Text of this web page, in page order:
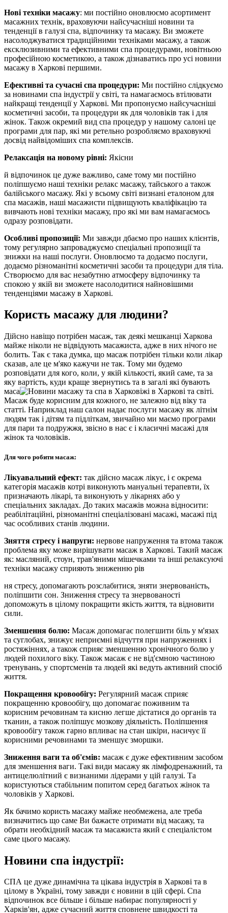
Нові техніки масажу: ми постійно оновлюємо асортимент
масажних технік, враховуючи найсучасніші новини та
тенденції в галузі спа, відпочинку та масажу. Ви зможете
насолоджуватися традиційними техніками масажу, а також
ексклюзивними та ефективними спа процедурами, новітньою
професійною косметикою, а також дізнаватись про усі новини
масажу в Харкові першими.
Ефективні та сучасні спа процедури: Ми постійно слідкуємо
за новинами спа індустрії у світі, та намагаємось втілювати
найкращі тенденції у Харкові. Ми пропонуємо найсучасніші
косметичні засоби, та процедури як для чоловіків так і для
жінок. Також окремий вид спа процедур у нашому салоні це
програми для пар, які ми ретельно розробляємо враховуючі
досвід найвідоміших спа комплексів.
Релаксація на новому рівні: Якісни
й відпочинок це дуже важливо, саме тому ми постійно
поліпшуємо наші техніки релакс масажу, тайського а також
балійського масажу. Які у всьому світі визнані еталоном для
спа масажів, наші масажисти підвищують кваліфікацію та
вивчають нові техніки масажу, про які ми вам намагаємось
одразу розповідати.
Особливі пропозиції: Ми завжди дбаємо про наших клієнтів,
тому регулярно запроваджуємо спеціальні пропозиції та
знижки на наші послуги. Оновлюємо та додаємо послуги,
додаємо різноманітні косметичні засоби та процедури для тіла.
Створюємо для вас незабутню атмосферу відпочинку та
спокою у якій ви зможете насолодитися найновішими
тенденціями масажу в Харкові.
Користь масажу для людини?
Дійсно навіщо потрібен масаж, так деякі мешканці Харкова
майже ніколи не відвідують масажиста, адже в них нічого не
болить. Так є така думка, що масаж потрібен тільки коли лікар
сказав, але це м'яко кажучи не так. Тому ми будемо
розповідати для кого, коли, у якій кількості, який саме, та за
яку вартість, куди краще звернутись та в загалі які бувають
маса
жі в Харкові та світі.
Масаж буде корисним для кожного, не залежно від віку та
статті. Наприклад наш салон надає послуги масажу як літнім
людям так і дітям та підліткам, звичайно ми маємо програми
для пари та подружжя, звісно в нас є і класичні масажі для
жінок та чоловіків.
Для чого робити масаж:
Лікуавальний ефект: так дійсно масаж лікує, і є окрема
категорія масажів котрі виконують мануальні терапевти, їх
призначають лікарі, та виконують у лікарнях або у
спеціальних закладах. До таких масажів можна відносити:
реабілітаційні, різноманітні спеціалізовані масажі, масажі під
час особливих станів людини.
Зняття стресу і напруги: нервове напруження та втома також
проблема яку може вирішувати масаж в Харкові. Такий масаж
як: масляний, стоун, трав'яними мішечками та інші релаксуючі
техніки масажу сприяють зниженню рів
ня стресу, допомагають розслабитися, зняти знервованість,
поліпшити сон. Зниження стресу та знервованості
допоможуть в цілому покращити якість життя, та відновити
сили.
Зменшення болю: Масаж допомагає полегшити біль у м'язах
та суглобах, знижує неприємні відчуття при напруженнях і
ростяжіннях, а також сприяє зменшенню хронічного болю у
людей похилого віку. Також масаж є не від'ємною частиною
тренувань, у спортсменів та людей які ведуть активний спосіб
життя.
Покращення кровообігу: Регулярний масаж сприяє
покращенню кровообігу, що допомагає поживним та
корисним речовинам та кисню легше дістатися до органів та
тканин, а також поліпшує мозкову діяльність. Поліпшення
кровообігу також гарно впливає на стан шкіри, насичує її
корисними речовинами та зменшує зморшки.
Зниження ваги та об'ємів: масаж є дуже ефективним засобом
для зменшення ваги. Такі види масажу як лімфодренажний, та
антицелюлітний є визнаними лідерами у цій галузі. Та
користуються стабільним попитом серед багатьох жінок та
чоловіків у Харкові.
Як бачимо користь масажу майже необмежена, але треба
визначитись що саме Ви бажаєте отримати від масажу, та
обрати необхідний масаж та масажиста який є спеціалістом
саме цього масажу.
Новини спа індустрії:
СПА це дуже динамічна та цікава індустрія в Харкові та в
цілому в Україні, тому завжди є новини в цій сфері. Спа
відпочинок все більше і більше набирає популярності у
Харків'ян, адже сучасний життя сповнене швидкості та